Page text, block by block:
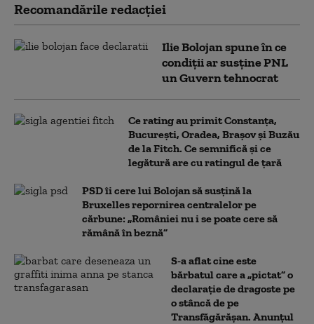
Recomandările redacţiei
Ilie Bolojan spune în ce
condiții ar susține PNL
un Guvern tehnocrat
Ce rating au primit Constanța,
București, Oradea, Brașov și Buzău
de la Fitch. Ce semnifică și ce
legătură are cu ratingul de țară
PSD îi cere lui Bolojan să susțină la
Bruxelles repornirea centralelor pe
cărbune: „României nu i se poate cere să
rămână în beznă”
S-a aflat cine este
bărbatul care a „pictat” o
declarație de dragoste pe
o stâncă de pe
Transfăgărășan. Anunțul